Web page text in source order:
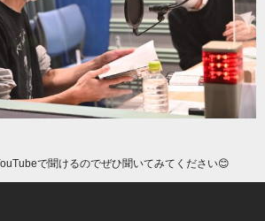
で聞けるのでぜひ聞いてみてください😊